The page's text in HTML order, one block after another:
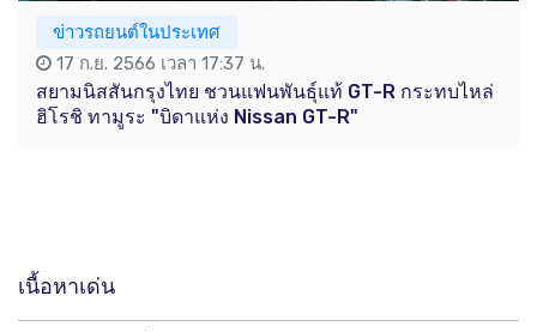
ข่าวรถยนต์ในประเทศ
17 ก.ย. 2566 เวลา 17:37 น.
สยามนิสสันกรุงไทย ชวนแฟนพันธุ์แท้ GT-R กระทบไหล่
ฮิโรชิ ทามูระ "บิดาแห่ง Nissan GT-R"
เนื้อหาเด่น